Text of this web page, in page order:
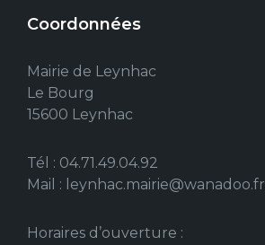
Coordonnées
Mairie de Leynhac
Le Bourg
15600 Leynhac
Tél : 04.71.49.04.92
Mail : leynhac.mairie@wanadoo.fr
Horaires d’ouverture :